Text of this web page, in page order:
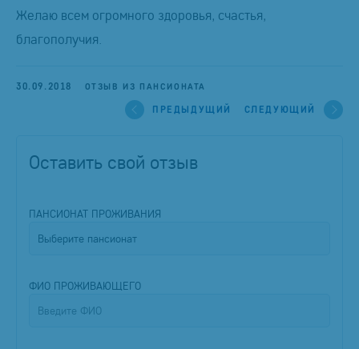
Желаю всем огромного здоровья, счастья,
благополучия.
30.09.2018 ОТЗЫВ ИЗ ПАНСИОНАТА
ПРЕДЫДУЩИЙ СЛЕДУЮЩИЙ
Оставить свой отзыв
ПАНСИОНАТ ПРОЖИВАНИЯ
ФИО ПРОЖИВАЮЩЕГО